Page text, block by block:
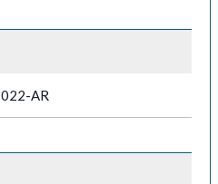
AR